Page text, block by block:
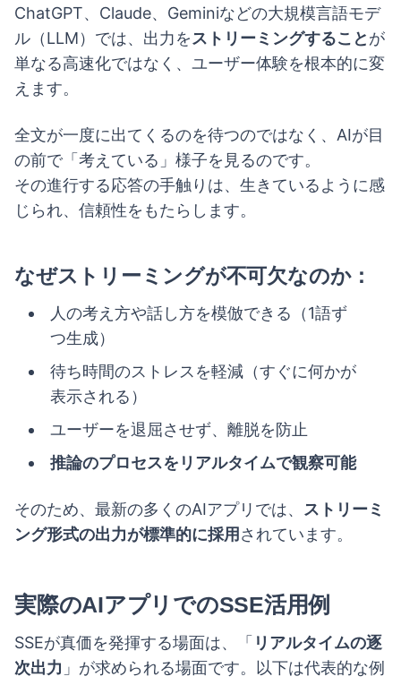
ChatGPT、Claude、Geminiなどの大規模言語モデ
ル（LLM）では、出力をストリーミングすることが
単なる高速化ではなく、ユーザー体験を根本的に変
えます。
全文が一度に出てくるのを待つのではなく、AIが目
の前で「考えている」様子を見るのです。
その進行する応答の手触りは、生きているように感
じられ、信頼性をもたらします。
なぜストリーミングが不可欠なのか：
人の考え方や話し方を模倣できる（1語ず
つ生成）
待ち時間のストレスを軽減（すぐに何かが
表示される）
ユーザーを退屈させず、離脱を防止
推論のプロセスをリアルタイムで観察可能
そのため、最新の多くのAIアプリでは、 ストリーミ
ング形式の出力が標準的に採用 されています。
実際のAIアプリでのSSE活用例
SSEが真価を発揮する場面は、「 リアルタイムの逐
次出力 」が求められる場面です。以下は代表的な例